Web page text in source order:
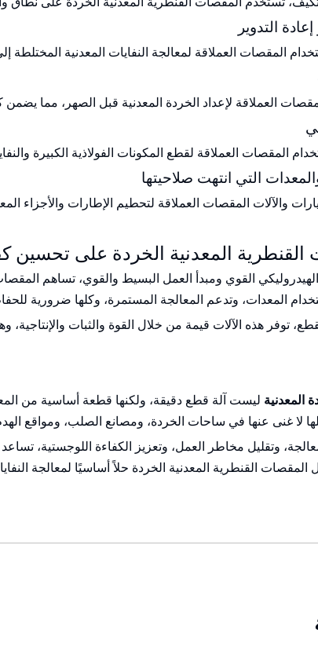
التدوير
المقصات العملاقة لمعالجة النفايات المعدنية المختلطة
العملاقة لإعداد الخردة المعدنية قبل الصهر، مما
المقصات العملاقة لقطع المكونات الفولاذية الكبيرة
التي انتهت صلاحيتها
والآلات المقصات العملاقة لتحطيم الإطارات والأجزاء
المعدنية الخردة على تحسين
القوي ومبدأ العمل البسيط والقوي، تساهم
المعدات، وتدعم المعالجة المستمرة، وكلها ضرورية
توفر هذه الآلات قيمة من خلال القوة والثبات
المعدنية ليست آلة قطع دقيقة، ولكنها قطعة أساسية من
لا غنى عنها في ساحات الخردة، ومصانع الصلب، ومواقع
وتقليل مخاطر العمل، وتعزيز الكفاءة اللوجستية،
القنطرية المعدنية الخردة حلاً أساسيًا لمعالجة